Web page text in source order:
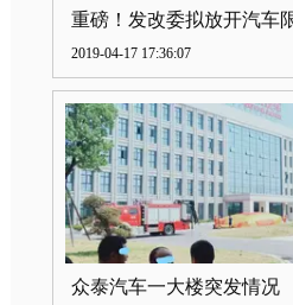
2019-04-17 17:36:07
众泰汽车一大楼突发情况